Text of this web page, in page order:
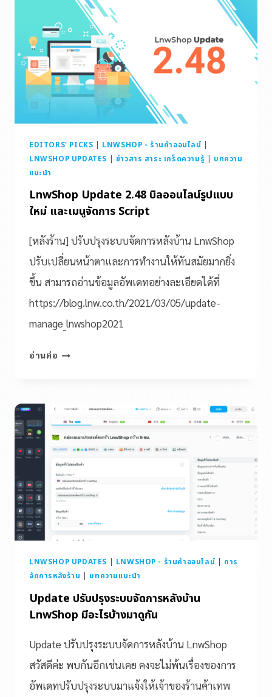
EDITORS' PICKS | LNWSHOP - ร้านค้าออนไลน์ |
LNWSHOP UPDATES | ข่าวสาร สาระ เกร็ดความรู้ | บทความ
แนะนำ
LnwShop Update 2.48 บิลออนไลน์รูปแบบ
ใหม่ และเมนูจัดการ Script
[หลังร้าน] ปรับปรุงระบบจัดการหลังบ้าน LnwShop
ปรับเปลี่ยนหน้าตาและการทำงานให้ทันสมัยมากยิ่ง
ขึ้น สามารถอ่านข้อมูลอัพเดทอย่างละเอียดได้ที่
https://blog.lnw.co.th/2021/03/05/update-
manage_lnwshop2021
อ่านต่อ
LNWSHOP UPDATES LNWSHOP - ร้านค้าออนไลน์
การ
จัดการหลังร้าน
บทความแนะนำ
Update ปรับปรุงระบบจัดการหลังบ้าน
LnwShop มีอะไรบ้างมาดูกัน
Update ปรับปรุงระบบจัดการหลังบ้าน LnwShop
สวัสดีค่ะ พบกันอีกเช่นเคย คงจะไม่พ้นเรื่องของการ
อัพเดทปรับปรุงระบบมาแจ้งให้เจ้าของร้านค้าเทพ